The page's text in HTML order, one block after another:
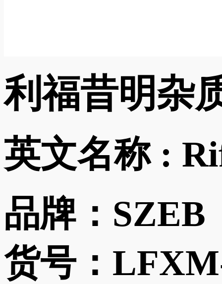
利福昔明杂
英文名称 :
品牌： SZEB
货号：